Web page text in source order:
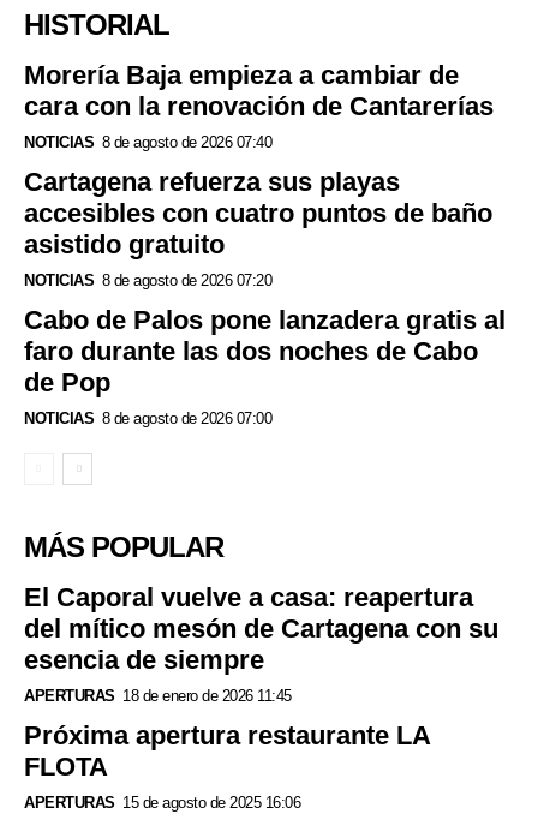
HISTORIAL
Morería Baja empieza a cambiar de
cara con la renovación de Cantarerías
NOTICIAS 8 de agosto de 2026 07:40
Cartagena refuerza sus playas
accesibles con cuatro puntos de baño
asistido gratuito
NOTICIAS 8 de agosto de 2026 07:20
Cabo de Palos pone lanzadera gratis al
faro durante las dos noches de Cabo
de Pop
NOTICIAS 8 de agosto de 2026 07:00
MÁS POPULAR
El Caporal vuelve a casa: reapertura
del mítico mesón de Cartagena con su
esencia de siempre
APERTURAS 18 de enero de 2026 11:45
Próxima apertura restaurante LA
FLOTA
APERTURAS 15 de agosto de 2025 16:06